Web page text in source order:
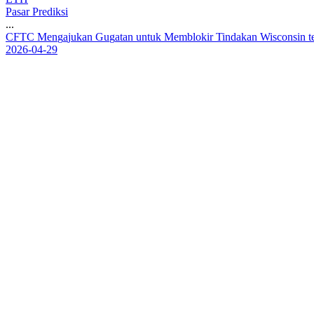
Pasar Prediksi
...
CFTC Mengajukan Gugatan untuk Memblokir Tindakan Wisconsin t
2026-04-29